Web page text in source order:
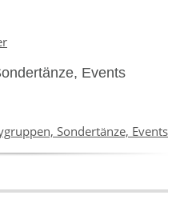
Events
Sondertänze, Events